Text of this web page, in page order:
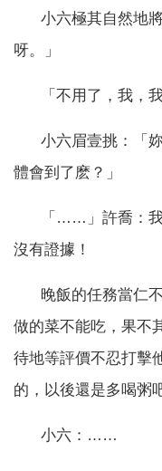
小六極其自然地將
呀。」
「不用了，我，
小六眉壹挑：「妳
體會到了麽？」
「……」許喬：我
沒有證據！
晚飯的任務當仁不
做的菜不能吃，果不
待地等評價不忍打擊
的，以後還是多喝粥
小六：……